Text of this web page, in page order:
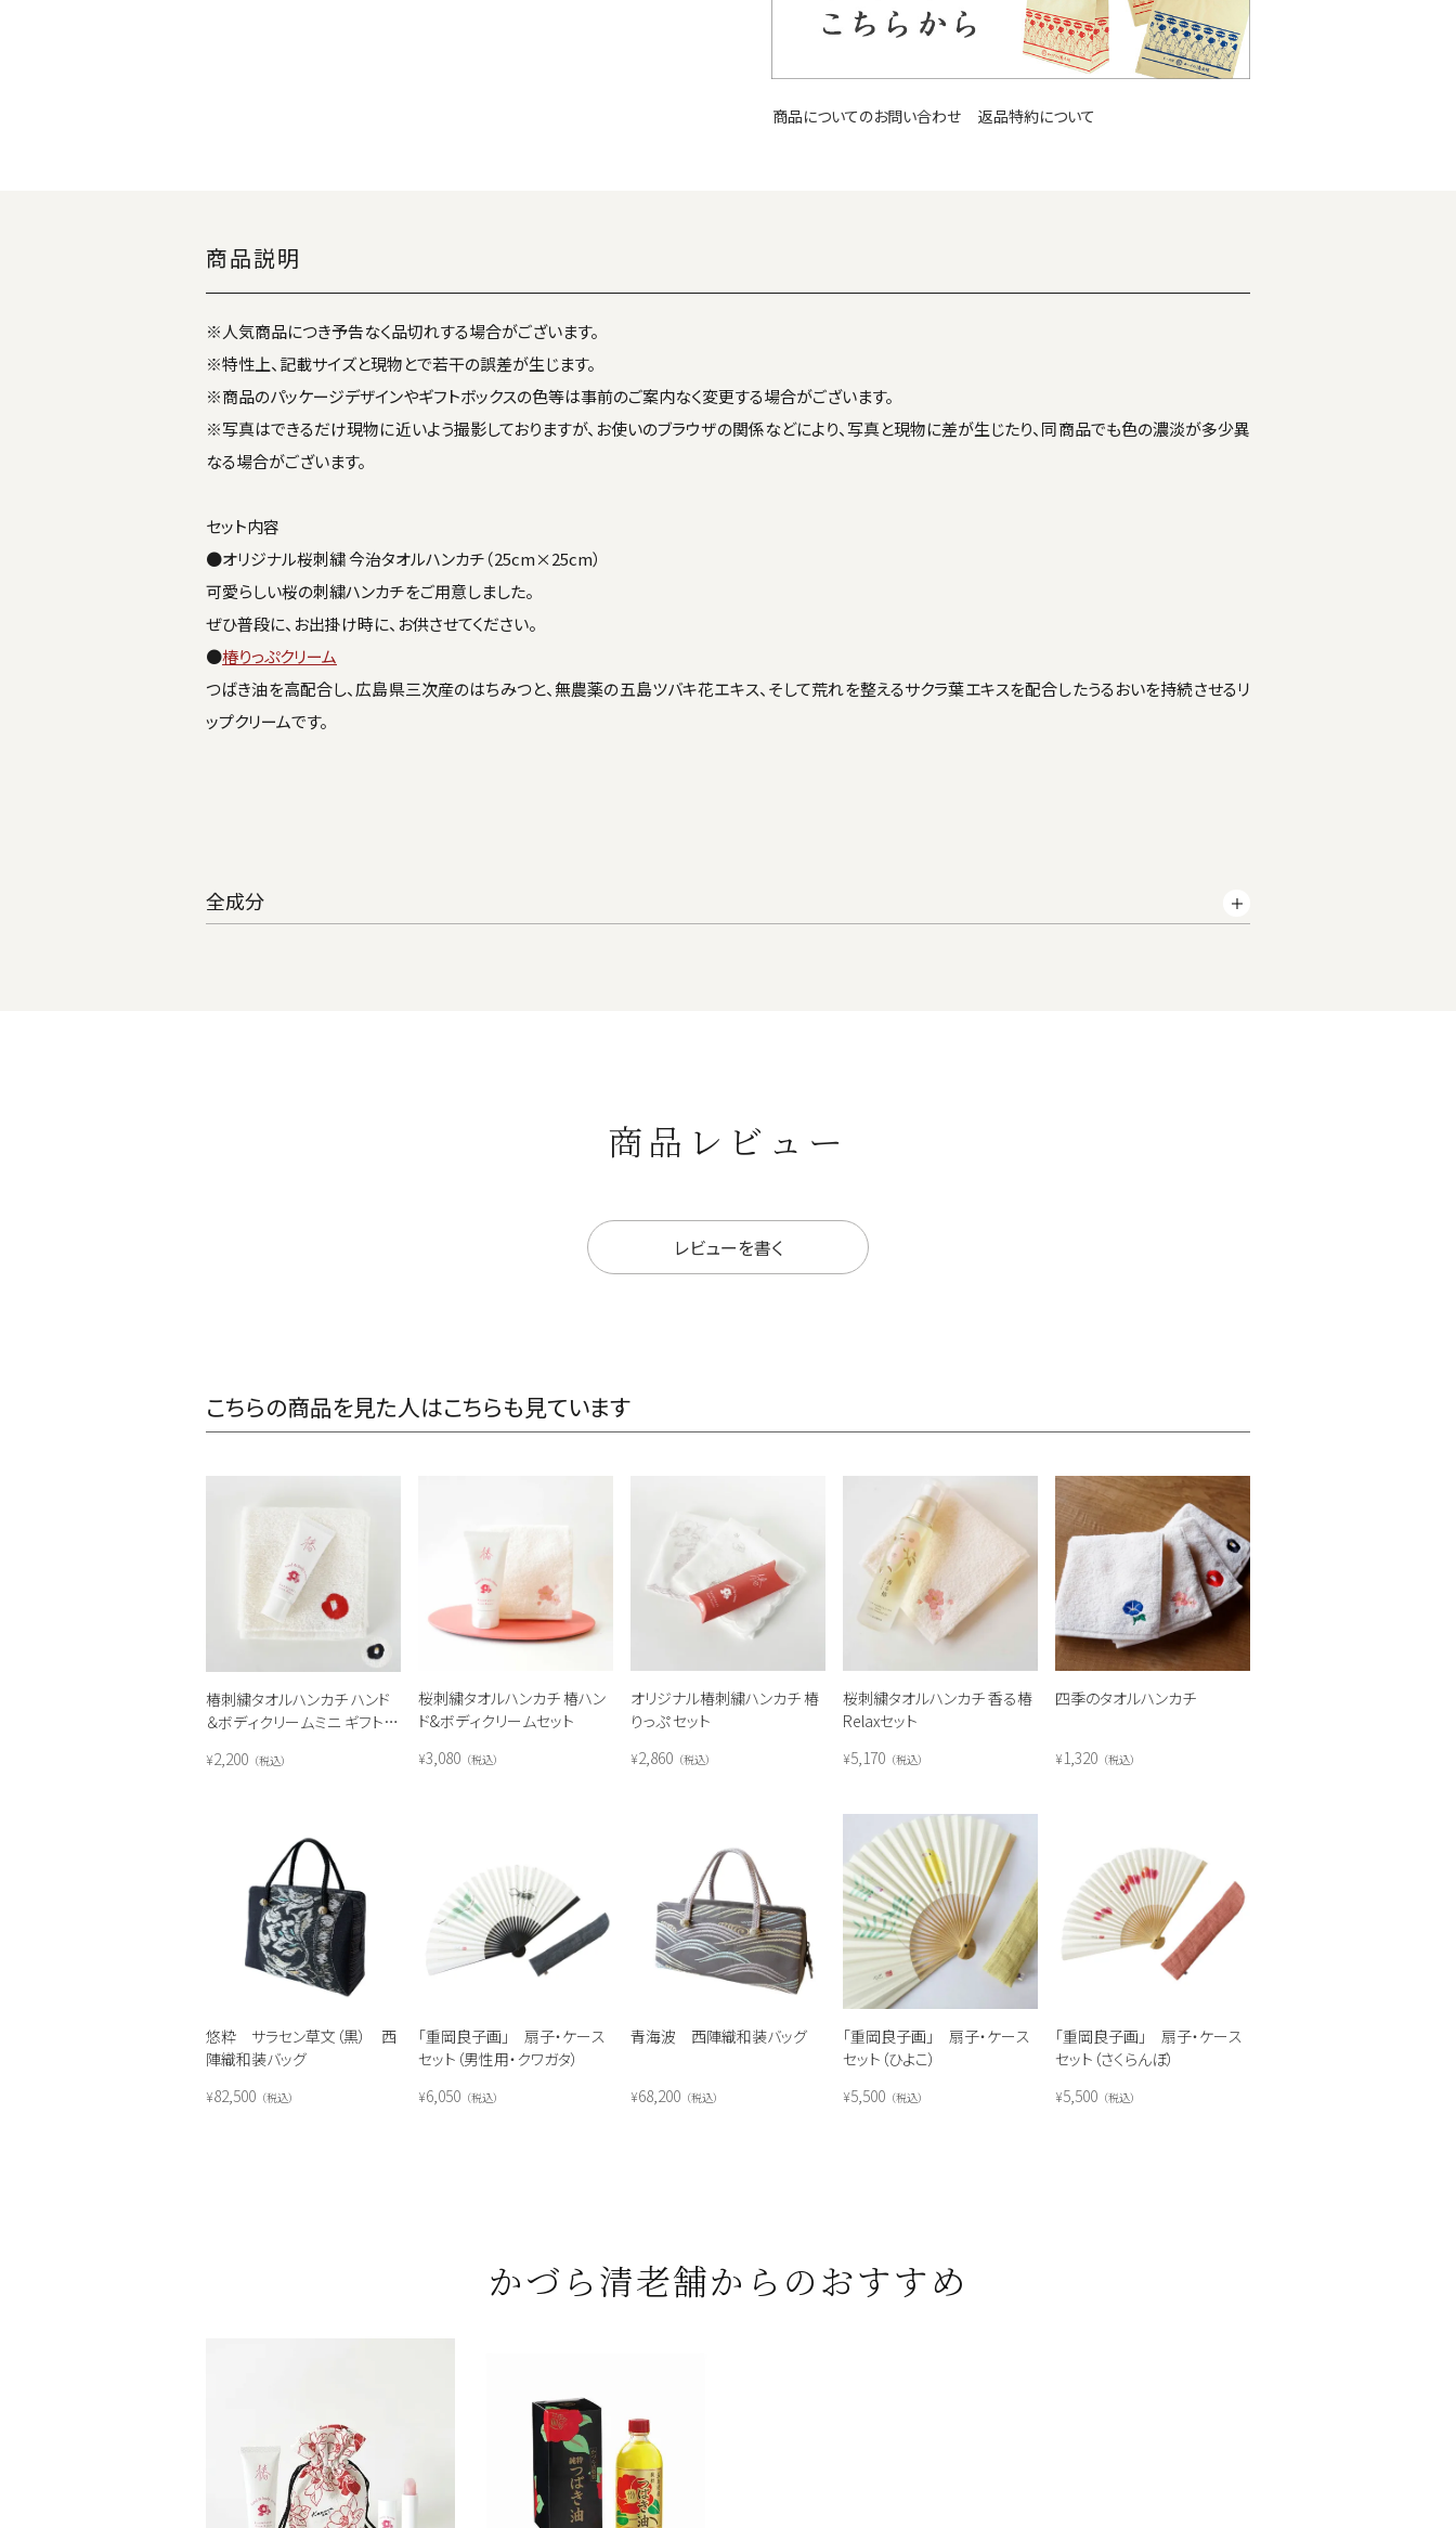
商品についてのお問い合わせ 返品特約について
商品説明
※人気商品につき予告なく品切れする場合がございます。
※特性上、記載サイズと現物とで若干の誤差が生じます。
※商品のパッケージデザインやギフトボックスの色等は事前のご案内なく変更する場合がございます。
※写真はできるだけ現物に近いよう撮影しておりますが、お使いのブラウザの関係などにより、写真と現物に差が生じたり、同商品でも色の濃淡が多少異
なる場合がございます。
セット内容
●オリジナル桜刺繍 今治タオルハンカチ（25cm×25cm）
可愛らしい桜の刺繍ハンカチをご用意しました。
ぜひ普段に、お出掛け時に、お供させてください。
●椿りっぷクリーム
つばき油を高配合し、広島県三次産のはちみつと、無農薬の五島ツバキ花エキス、そして荒れを整えるサクラ葉エキスを配合したうるおいを持続させるリ
ップクリームです。
全成分
商品レビュー
レビューを書く
こちらの商品を見た人はこちらも見ています
椿刺繍タオルハンカチ ハンド
＆ボディクリームミニ ギフトセ
¥2,200 税込
桜刺繍タオルハンカチ 椿ハン
ド&ボディクリームセット
¥3,080 税込
オリジナル椿刺繍ハンカチ 椿
りっぷ セット
¥2,860 税込
桜刺繍タオルハンカチ 香る椿
Relaxセット
¥5,170 税込
四季のタオルハンカチ
¥1,320 税込
悠粋 サラセン草文（黒） 西
陣織和装バッグ
¥82,500 税込
「重岡良子画」 扇子・ケース
セット（男性用・クワガタ）
¥6,050 税込
青海波 西陣織和装バッグ
¥68,200 税込
「重岡良子画」 扇子・ケース
セット（ひよこ）
¥5,500 税込
「重岡良子画」 扇子・ケース
セット（さくらんぼ）
¥5,500 税込
かづら清老舗からのおすすめ